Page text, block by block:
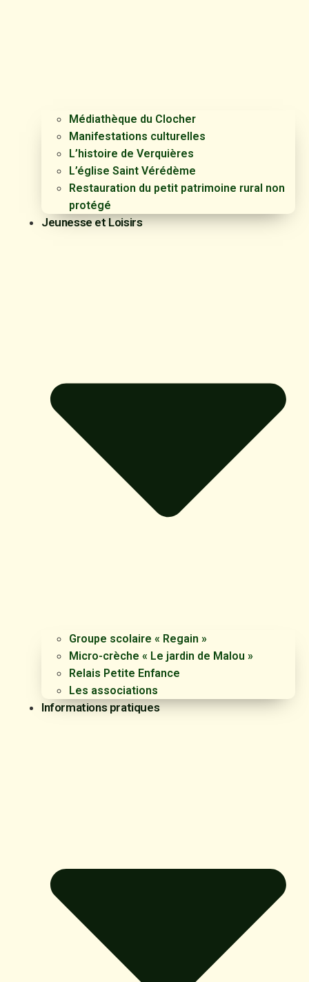
Médiathèque du Clocher
Manifestations culturelles
L’histoire de Verquières
L’église Saint Vérédème
Restauration du petit patrimoine rural non
protégé
Jeunesse et Loisirs
Groupe scolaire « Regain »
Micro-crèche « Le jardin de Malou »
Relais Petite Enfance
Les associations
Informations pratiques